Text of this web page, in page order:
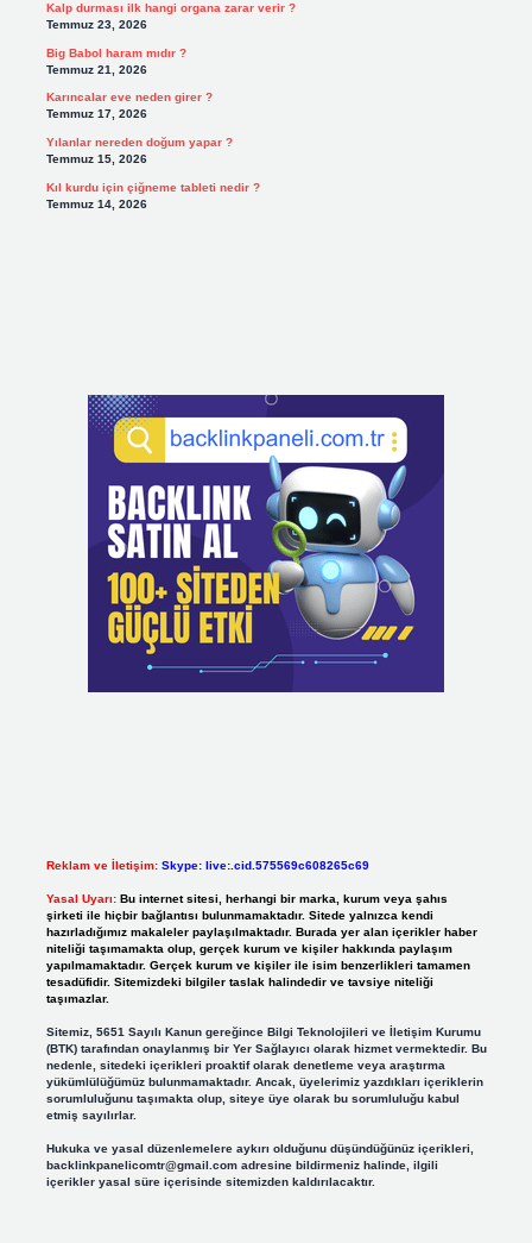
Kalp durması ilk hangi organa zarar verir ?
Temmuz 23, 2026
Big Babol haram mıdır ?
Temmuz 21, 2026
Karıncalar eve neden girer ?
Temmuz 17, 2026
Yılanlar nereden doğum yapar ?
Temmuz 15, 2026
Kıl kurdu için çiğneme tableti nedir ?
Temmuz 14, 2026
Reklam ve İletişim: Skype: live:.cid.575569c608265c69
Yasal Uyarı: Bu internet sitesi, herhangi bir marka, kurum veya şahıs
şirketi ile hiçbir bağlantısı bulunmamaktadır. Sitede yalnızca kendi
hazırladığımız makaleler paylaşılmaktadır. Burada yer alan içerikler haber
niteliği taşımamakta olup, gerçek kurum ve kişiler hakkında paylaşım
yapılmamaktadır. Gerçek kurum ve kişiler ile isim benzerlikleri tamamen
tesadüfidir. Sitemizdeki bilgiler taslak halindedir ve tavsiye niteliği
taşımazlar.
Sitemiz, 5651 Sayılı Kanun gereğince Bilgi Teknolojileri ve İletişim Kurumu
(BTK) tarafından onaylanmış bir Yer Sağlayıcı olarak hizmet vermektedir. Bu
nedenle, sitedeki içerikleri proaktif olarak denetleme veya araştırma
yükümlülüğümüz bulunmamaktadır. Ancak, üyelerimiz yazdıkları içeriklerin
sorumluluğunu taşımakta olup, siteye üye olarak bu sorumluluğu kabul
etmiş sayılırlar.
Hukuka ve yasal düzenlemelere aykırı olduğunu düşündüğünüz içerikleri,
backlinkpanelicomtr@gmail.comadresine bildirmeniz halinde, ilgili
içerikler yasal süre içerisinde sitemizden kaldırılacaktır.